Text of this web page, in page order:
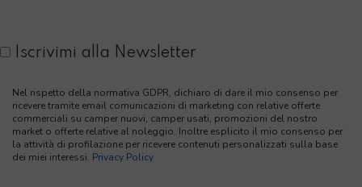
Iscrivimi alla Newsletter
Nel rispetto della normativa GDPR, dichiaro di dare il mio consenso per
ricevere tramite email comunicazioni di marketing con relative offerte
commerciali su camper nuovi, camper usati, promozioni del nostro
market o offerte relative al noleggio. Inoltre esplicito il mio consenso per
la attività di profilazione per ricevere contenuti personalizzati sulla base
dei miei interessi. Privacy Policy